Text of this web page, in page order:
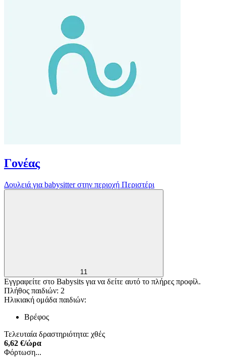
Γονέας
Δουλειά για babysitter στην περιοχή Περιστέρι
11
Εγγραφείτε στο Babysits για να δείτε αυτό το πλήρες προφίλ.
Πλήθος παιδιών: 2
Ηλικιακή ομάδα παιδιών:
Βρέφος
Τελευταία δραστηριότητα: χθές
6,62 €/ώρα
Φόρτωση...